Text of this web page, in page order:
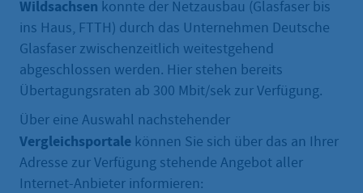
Wildsachsen konnte der Netzausbau (Glasfaser bis
ins Haus, FTTH) durch das Unternehmen Deutsche
Glasfaser zwischenzeitlich weitestgehend
abgeschlossen werden. Hier stehen bereits
Übertagungsraten ab 300 Mbit/sek zur Verfügung.
Über eine Auswahl nachstehender
Vergleichsportale können Sie sich über das an Ihrer
Adresse zur Verfügung stehende Angebot aller
Internet-Anbieter informieren: